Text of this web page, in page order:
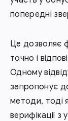
попередні
Це дозволяє
точно і
Одному
запропонує
методи, тоді
верифікації